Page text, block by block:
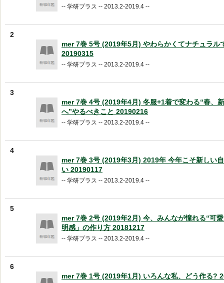
-- 学研プラス -- 2013.2-2019.4 --
2
mer 7巻 5号 (2019年5月) やわらかくてナチュラル
20190315
-- 学研プラス -- 2013.2-2019.4 --
3
mer 7巻 4号 (2019年4月) 冬服+1着で変わる“春、
へ”やるべきこと 20190216
-- 学研プラス -- 2013.2-2019.4 --
4
mer 7巻 3号 (2019年3月) 2019年 今年こそ新しい
い 20190117
-- 学研プラス -- 2013.2-2019.4 --
5
mer 7巻 2号 (2019年2月) 今、みんなが憧れる“可
明感」の作り方 20181217
-- 学研プラス -- 2013.2-2019.4 --
6
mer 7巻 1号 (2019年1月) いろんな私、どう作る?